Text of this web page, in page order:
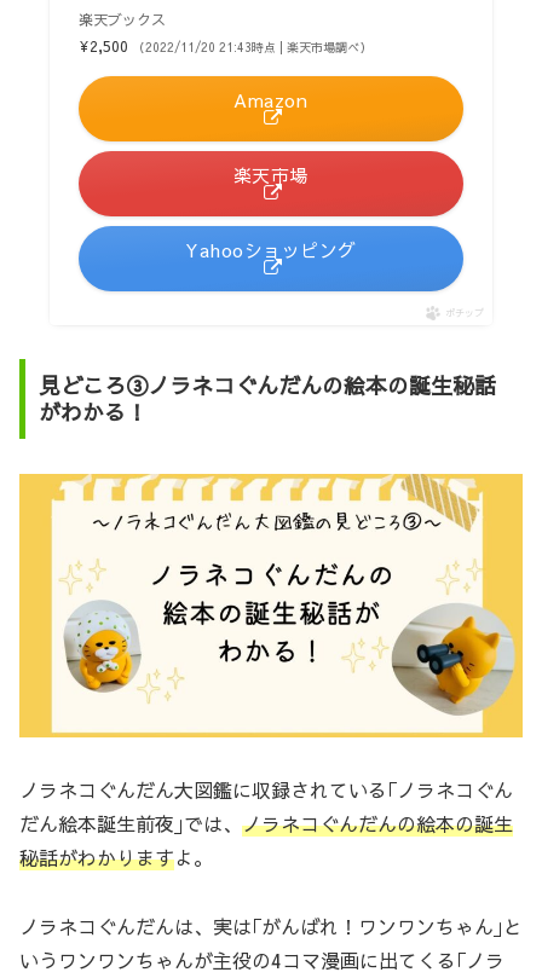
楽天ブックス
¥2,500
（2022/11/20 21:43時点 | 楽天市場調べ）
Amazon
楽天市場
Yahooショッピング
ポチップ
見どころ③ノラネコぐんだんの絵本の誕生秘話
がわかる！
ノラネコぐんだん大図鑑に収録されている｢ノラネコぐん
だん絵本誕生前夜｣では、 ノラネコぐんだんの絵本の誕生
秘話がわかりますよ。
ノラネコぐんだんは、実は｢がんばれ！ワンワンちゃん｣と
いうワンワンちゃんが主役の4コマ漫画に出てくる｢ノラ